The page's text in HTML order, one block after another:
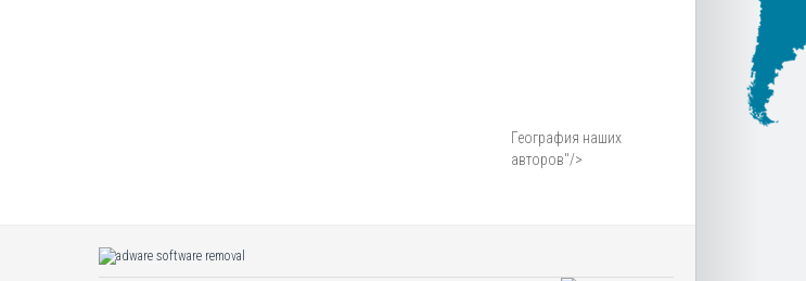
География наших
авторов"/>